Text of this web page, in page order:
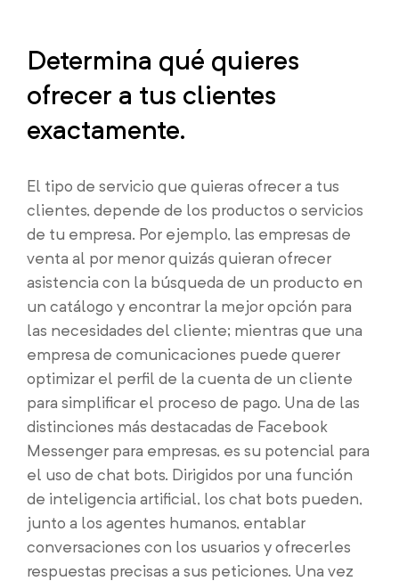
Determina qué quieres
ofrecer a tus clientes
exactamente.
El tipo de servicio que quieras ofrecer a tus
clientes, depende de los productos o servicios
de tu empresa. Por ejemplo, las empresas de
venta al por menor quizás quieran ofrecer
asistencia con la búsqueda de un producto en
un catálogo y encontrar la mejor opción para
las necesidades del cliente; mientras que una
empresa de comunicaciones puede querer
optimizar el perfil de la cuenta de un cliente
para simplificar el proceso de pago. Una de las
distinciones más destacadas de Facebook
Messenger para empresas, es su potencial para
el uso de chat bots. Dirigidos por una función
de inteligencia artificial, los chat bots pueden,
junto a los agentes humanos, entablar
conversaciones con los usuarios y ofrecerles
respuestas precisas a sus peticiones. Una vez